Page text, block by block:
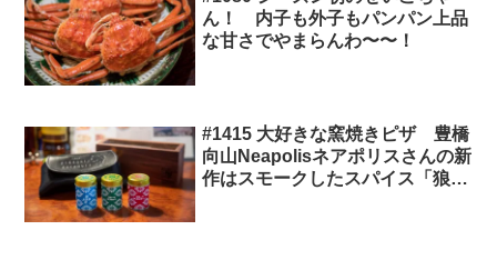
ん！ 内子も外子もパンパン上品
な甘さでやまらんわ〜〜！
#1415 大好きな窯焼きピザ 豊橋
向山Neapolisネアポリスさんの新
作はスモークしたスパイス「狼煙